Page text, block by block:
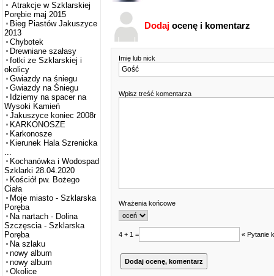
Atrakcje w Szklarskiej
Porębie maj 2015
Bieg Piastów Jakuszyce
2013
Chybotek
Drewniane szałasy
fotki ze Szklarskiej i
okolicy
Gwiazdy na śniegu
Gwiazdy na Śniegu
Idziemy na spacer na
Wysoki Kamień
Jakuszyce koniec 2008r
KARKONOSZE
Karkonosze
Kierunek Hala Szrenicka
...
Kochanówka i Wodospad
Szklarki 28.04.2020
Kościół pw. Bożego
Ciała
Moje miasto - Szklarska
Poręba
Na nartach - Dolina
Szczęscia - Szklarska
Poręba
Na szlaku
nowy album
nowy album
Okolice
Dodaj ocenę i komentarz
Imię lub nick
Wpisz treść komentarza
Wrażenia końcowe
4 + 1 = « Pytanie